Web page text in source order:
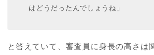
はどうだったんでしょうね」
と答えていて、審査員に身長の高さは